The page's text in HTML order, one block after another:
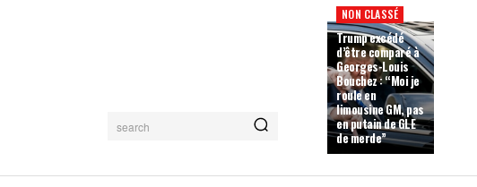
search
NON CLASSÉ
Trump excédé
d’être comparé à
Georges-Louis
Bouchez : “Moi je
roule en
limousine GM, pas
en putain de GLE
de merde”